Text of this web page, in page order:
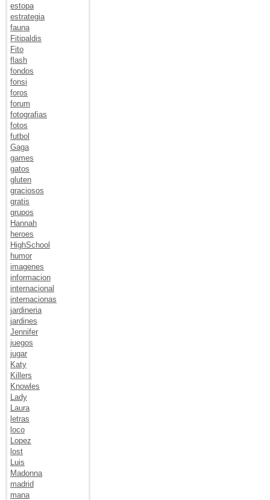
estopa
estrategia
fauna
Fitipaldis
Fito
flash
fondos
fonsi
foros
forum
fotografias
fotos
futbol
Gaga
games
gatos
gluten
graciosos
gratis
grupos
Hannah
heroes
HighSchool
humor
imagenes
informacion
internacional
internacionas
jardineria
jardines
Jennifer
juegos
jugar
Katy
Killers
Knowles
Lady
Laura
letras
loco
Lopez
lost
Luis
Madonna
madrid
mana